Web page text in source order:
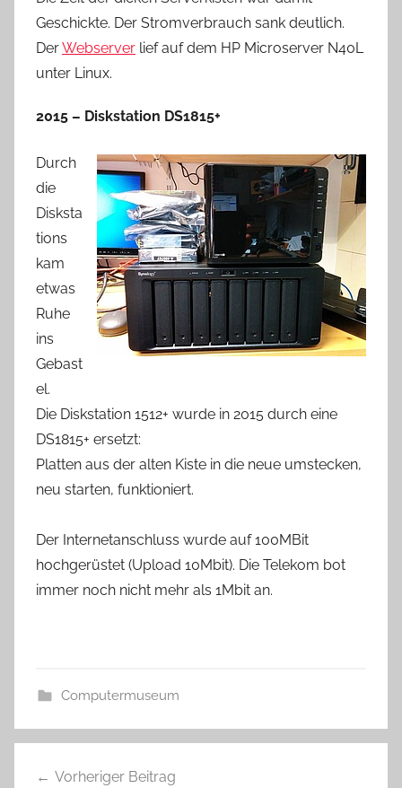
Geschickte. Der Stromverbrauch sank deutlich.
DerWebserver lief auf dem HP Microserver N40L
unter Linux.
2015 – Diskstation DS1815+
Durch
die
Disksta
tions
kam
etwas
Ruhe
ins
Gebast
el.
Die Diskstation 1512+ wurde in 2015 durch eine
DS1815+ ersetzt:
Platten aus der alten Kiste in die neue umstecken,
neu starten, funktioniert.
Der Internetanschluss wurde auf 100MBit
hochgerüstet (Upload 10Mbit). Die Telekom bot
immer noch nicht mehr als 1Mbit an.
Computermuseum
Vorheriger Beitrag